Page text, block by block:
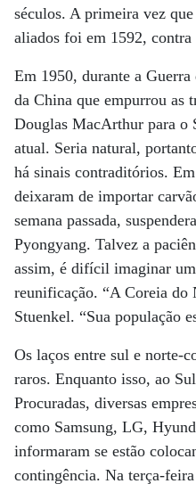
séculos. A primeira vez
aliados foi em 1592, contra
Em 1950, durante a
da China que empurrou as
Douglas MacArthur para o
atual. Seria natural,
há sinais contraditórios.
deixaram de importar
semana passada,
Pyongyang. Talvez a
assim, é difícil imaginar
reunificação. “A Coreia do
Stuenkel. “Sua população
Os laços entre sul e norte-
raros. Enquanto isso, ao
Procuradas, diversas
como Samsung, LG,
informaram se estão
contingência. Na terça-